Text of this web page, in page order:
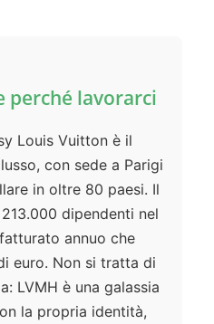
perché lavorarci
Louis Vuitton è il
con sede a Parigi
in oltre 80 paesi. Il
dipendenti nel
annuo che
euro. Non si tratta di
LVMH è una galassia
la propria identità,